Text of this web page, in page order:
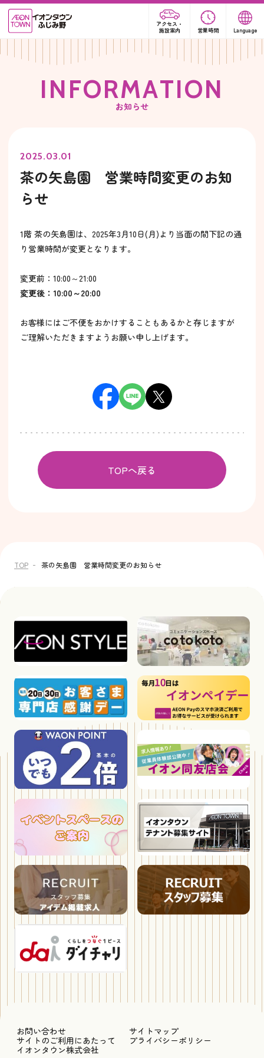
アクセス・
施設案内
営業時間 Language
INFORMATION
お知らせ
2025.03.01
茶の矢島園 営業時間変更のお知
らせ
1階 茶の矢島園は、2025年3月10日(月)より当面の間下記の通
り営業時間が変更となります。
変更前：10:00～21:00
変更後：10:00～20:00
お客様にはご不便をおかけすることもあるかと存じますが
ご理解いただきますようお願い申し上げます。
TOPへ戻る
TOP 茶の矢島園 営業時間変更のお知らせ
お問い合わせ
サイトマップ
サイトのご利用にあたって
プライバシーポリシー
イオンタウン株式会社